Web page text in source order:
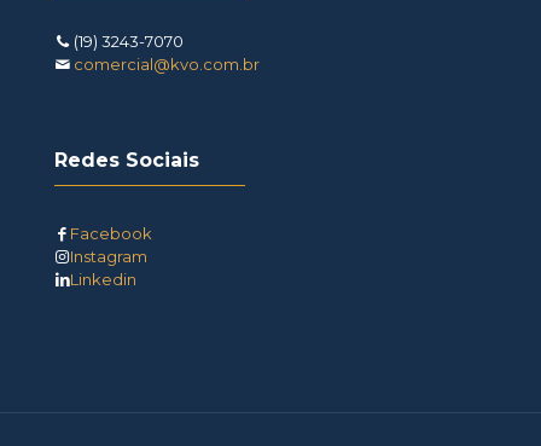
(19) 3243-7070
comercial@kvo.com.br
Redes Sociais
Facebook
Instagram
Linkedin